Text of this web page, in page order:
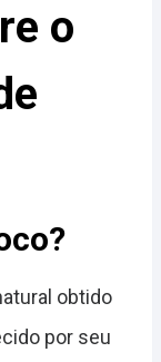
o
obtido
por seu